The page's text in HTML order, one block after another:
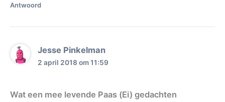
Antwoord
Jesse Pinkelman
2 april 2018 om 11:59
Wat een mee levende Paas (Ei) gedachten